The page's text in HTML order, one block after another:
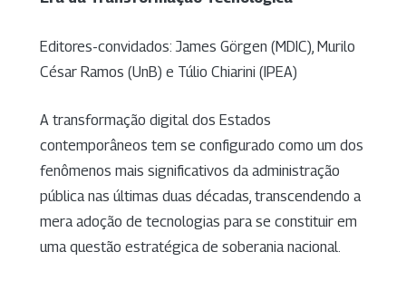
Editores-convidados: James Görgen (MDIC), Murilo
César Ramos (UnB) e Túlio Chiarini (IPEA)
A transformação digital dos Estados
contemporâneos tem se configurado como um dos
fenômenos mais significativos da administração
pública nas últimas duas décadas, transcendendo a
mera adoção de tecnologias para se constituir em
uma questão estratégica de soberania nacional.